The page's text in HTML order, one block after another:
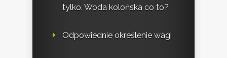
tylko. Woda kolońska co to?
Odpowiednie określenie wagi